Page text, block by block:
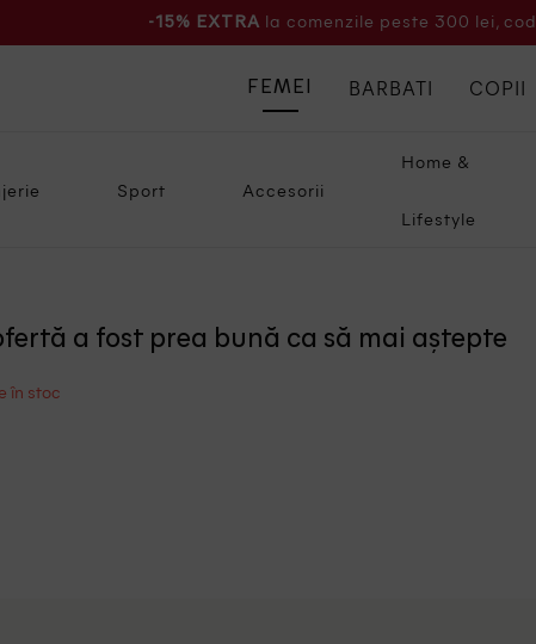
-15% EXTRA la comenzile peste 300 lei, cod
Sport Accesorii
Home &
Lifestyle
FEMEI BARBATI COPII
a fost prea bună ca să mai aștepte
în stoc